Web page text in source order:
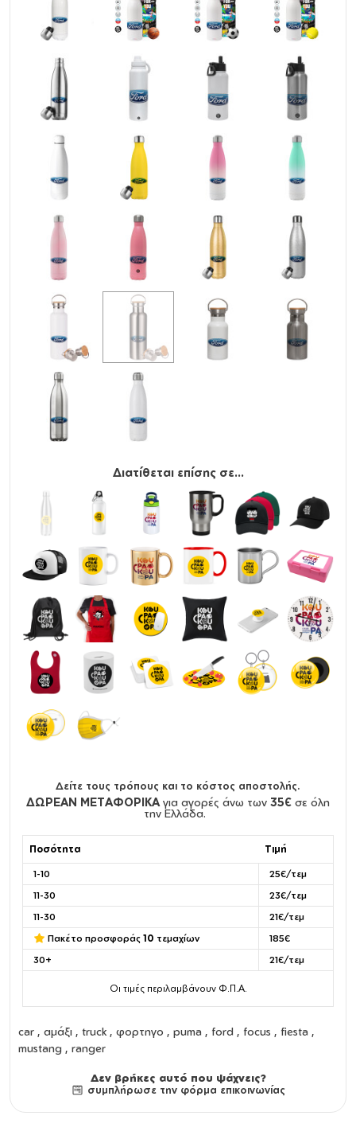
Διατίθεται επίσης σε...
Δείτε τους τρόπους και το κόστος αποστολής.
ΔΩΡΕΑΝ ΜΕΤΑΦΟΡΙΚΑ για αγορές άνω των 35€ σε όλη
την Ελλάδα.
Ποσότητα Τιμή
1-10
25€/τεμ
11-30
23€/τεμ
11-30
21€/τεμ
Πακέτο προσφοράς 10 τεμαχίων
185€
30+
21€/τεμ
Οι τιμές περιλαμβάνουν Φ.Π.Α.
car , αμάξι , truck , φορτηγο , puma , ford , focus , fiesta ,
mustang , ranger
Δεν βρήκες αυτό που ψάχνεις?
συμπλήρωσε την φόρμα επικοινωνίας